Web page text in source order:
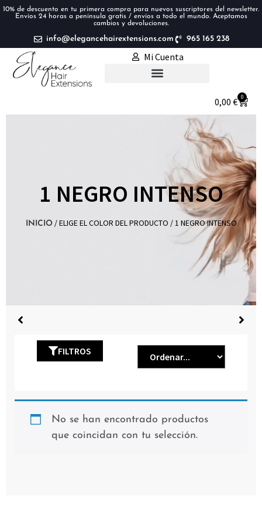
10% de descuento en tu primera compra para nuevos suscriptores del newsletter.
Envíos 24 horas a península gratis / envíos a todo el mundo. Aceptamos
cambios y devoluciones.
info@elegancehairextensions.com 965 165 238
Mi Cuenta
0,00 € 0
1 NEGRO INTENSO
INICIO/ ELIGE EL COLOR DEL PRODUCTO / 1 NEGRO INTENSO
FILTROS
No se han encontrado productos
que coincidan con tu selección.